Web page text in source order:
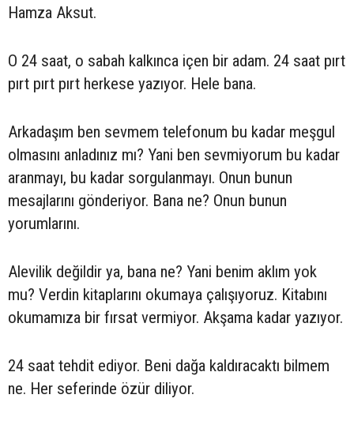
Hamza Aksut.
O 24 saat, o sabah kalkınca içen bir adam. 24 saat pırt
pırt pırt pırt herkese yazıyor. Hele bana.
Arkadaşım ben sevmem telefonum bu kadar meşgul
olmasını anladınız mı? Yani ben sevmiyorum bu kadar
aranmayı, bu kadar sorgulanmayı. Onun bunun
mesajlarını gönderiyor. Bana ne? Onun bunun
yorumlarını.
Alevilik değildir ya, bana ne? Yani benim aklım yok
mu? Verdin kitaplarını okumaya çalışıyoruz. Kitabını
okumamıza bir fırsat vermiyor. Akşama kadar yazıyor.
24 saat tehdit ediyor. Beni dağa kaldıracaktı bilmem
ne. Her seferinde özür diliyor.